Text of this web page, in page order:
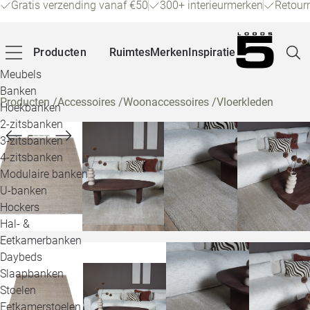
Gratis verzending vanaf €50 300+ interieurmerken
Producten
Meubels
Banken
Hoekbanken
2-zitsbanken
3-zitsbanken
4-zitsbanken
Modulaire banken
U-banken
Hockers
Hal- &
Eetkamerbanken
Daybeds
Slaapbanken
Stoelen
Eetkamerstoelen
RuimtesMerkenInspiratie
Producten/Accessoires /Woonaccessoires /Vloerkleden